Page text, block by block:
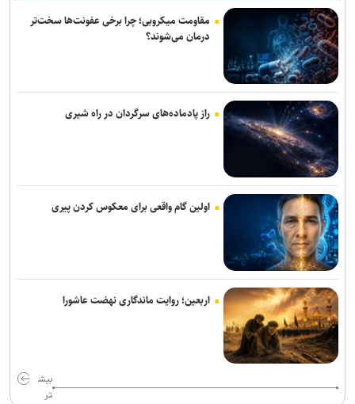
آغاز اردوی تیم ملی بوکس برای ناگویا با حضور ۱۰ ملی‌پوش
مخالفت زارع با انتقال بازیکنان ملوان به پرسپولیس
محمدی: مقابل استقلال لیگ را پرقدرت آغاز می‌کنیم/ امیدوارم با مس
شهربابک کمترین گل خورده لیگ را داشته باشیم
دنیامالی: مشتاق دیدار دوستانه ایران و آذربایجان هستیم+فیلم
احسان پهلوان به فجر شهیدسپاسی پیوست
صادقی سرمربی ساپیا شد
مالک ایستا: تا آخر پیگیر پرونده اردلان هستیم/ قمی: هفت سال است که
بازیکن‌سازی نداشته‌ایم
دبیر: ابراهیم هادی با کفش کشتی شهید شد/ درد و بلای خبرنگاران وطن
پرست بخورد بر سر شبکه اینترنشنال
نکونام: تراکتور را با چشم باز انتخاب کردم/ قطعاً نمی‌گویم «تیم را من
نبسته‌ام»
مقاومت میکروبی؛ چرا برخی عفونت‌ها سخت‌تر
درمان می‌شوند؟
راز پادماده‌های سرگردان در راه شیری
اولین گام واقعی برای معکوس کردن پیری
اربعین؛ روایت ماندگاری نهضت عاشورا
بیش
تر